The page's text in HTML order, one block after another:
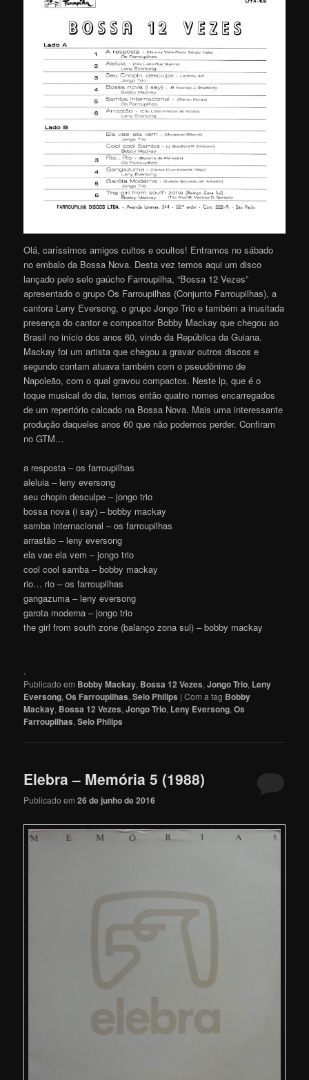
Olá, caríssimos amigos cultos e ocultos! Entramos no sábado
no embalo da Bossa Nova. Desta vez temos aqui um disco
lançado pelo selo gaúcho Farroupilha, “Bossa 12 Vezes”
apresentado o grupo Os Farroupilhas (Conjunto Farroupilhas), a
cantora Leny Eversong, o grupo Jongo Trio e também a inusitada
presença do cantor e compositor Bobby Mackay que chegou ao
Brasil no início dos anos 60, vindo da República da Guiana.
Mackay foi um artista que chegou a gravar outros discos e
segundo contam atuava também com o pseudônimo de
Napoleão, com o qual gravou compactos. Neste lp, que é o
toque musical do dia, temos então quatro nomes encarregados
de um repertório calcado na Bossa Nova. Mais uma interessante
produção daqueles anos 60 que não podemos perder. Confiram
no GTM…
a resposta – os farroupilhas
aleluia – leny eversong
seu chopin desculpe – jongo trio
bossa nova (i say) – bobby mackay
samba internacional – os farroupilhas
arrastão – leny eversong
ela vae ela vem – jongo trio
cool cool samba – bobby mackay
rio… rio – os farroupilhas
gangazuma – leny eversong
garota moderna – jongo trio
the girl from south zone (balanço zona sul) – bobby mackay
.
Publicado em Bobby Mackay, Bossa 12 Vezes,Jongo Trio, Leny
Eversong,Os Farroupilhas,Selo Philips |Com a tag Bobby
Mackay, Bossa 12 Vezes,Jongo Trio, Leny Eversong,Os
Farroupilhas,Selo Philips
Elebra – Memória 5 (1988)
Publicado em26 de junho de 2016